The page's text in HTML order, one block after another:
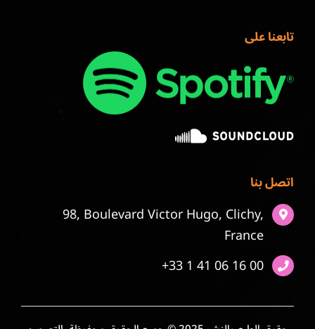
تابعنا على
اتصل بنا
98, Boulevard Victor Hugo, Clichy,
France
+33 1 41 06 16 00